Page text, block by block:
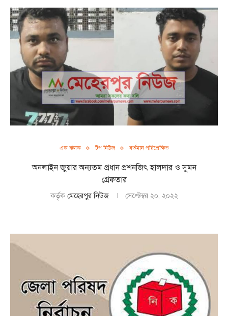
এক ঝলক টপ নিউজ বর্তমান পরিপ্রেক্ষিত
অনলাইন জুয়ার অন্যতম প্রধান প্রশনজিৎ হালদার ও সুমন
গ্রেফতার
কর্তৃক মেহেরপুর নিউজ সেপ্টেম্বর ২০, ২০২২